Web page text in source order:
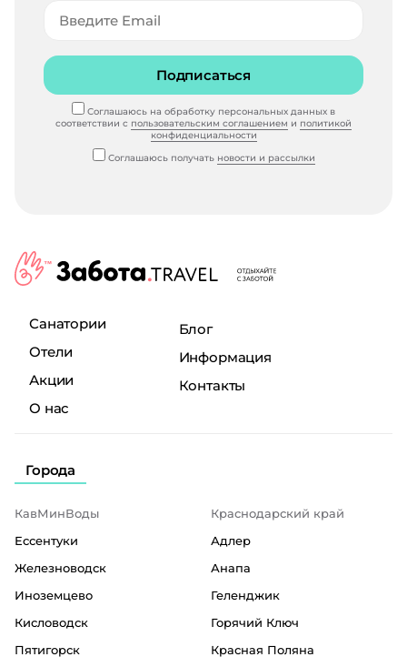
Подписаться
Соглашаюсь на обработку персональных данных в
соответствии с пользовательским соглашением и политикой
конфиденциальности
Соглашаюсь получать новости и рассылки
Санатории
Отели
Акции
О нас
Блог
Информация
Контакты
Города
КавМинВоды
Ессентуки
Железноводск
Иноземцево
Кисловодск
Пятигорск
Краснодарский край
Адлер
Анапа
Геленджик
Горячий Ключ
Красная Поляна